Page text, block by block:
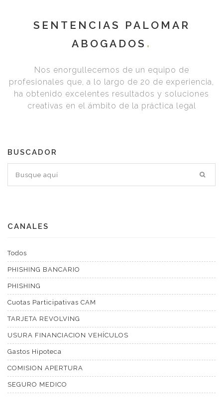
SENTENCIAS PALOMAR
ABOGADOS
Nos enorgullecemos de un equipo de
profesionales que, a lo largo de 20 de experiencia,
ha obtenido excelentes resultados y soluciones
creativas en el ámbito de la práctica legal
BUSCADOR
CANALES
Todos
PHISHING BANCARIO
PHISHING
Cuotas Participativas CAM
TARJETA REVOLVING
USURA FINANCIACION VEHÍCULOS
Gastos Hipoteca
COMISION APERTURA
SEGURO MEDICO